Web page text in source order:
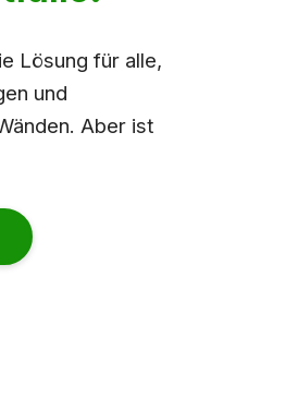
Lösung für alle,
und
Aber ist